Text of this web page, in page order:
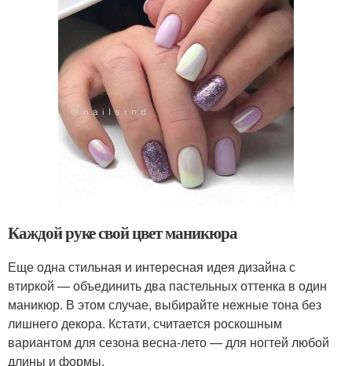
Каждой руке свой цвет маникюра
Еще одна стильная и интересная идея дизайна с
втиркой — объединить два пастельных оттенка в один
маникюр. В этом случае, выбирайте нежные тона без
лишнего декора. Кстати, считается роскошным
вариантом для сезона весна-лето — для ногтей любой
длины и формы.